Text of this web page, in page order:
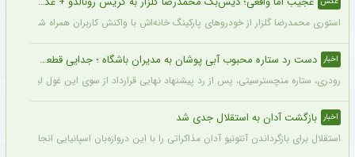
استوری محمدرضا گلزار از خودروهای پارکینگ خانه‌اش با واکنش کاربران همراه شده و
اخبار دست رد ستاره محبوب آبی پوشان به مدیران باشگاه ؛ جدایی قطعی است !
رودری، ستاره منچسترسیتی، پس از رد پیشنهاد نهایی قرارداد از سوی این غول لیگ
اخبار بازگشت آدان به استقلال جدی شد
استقلال برای بازگرداندن آنتونیو آدان مذاکراتی را با این دروازه‌بان اسپانیایی انجام داده و قرار است مذاکرات اوایل هفته نهایی